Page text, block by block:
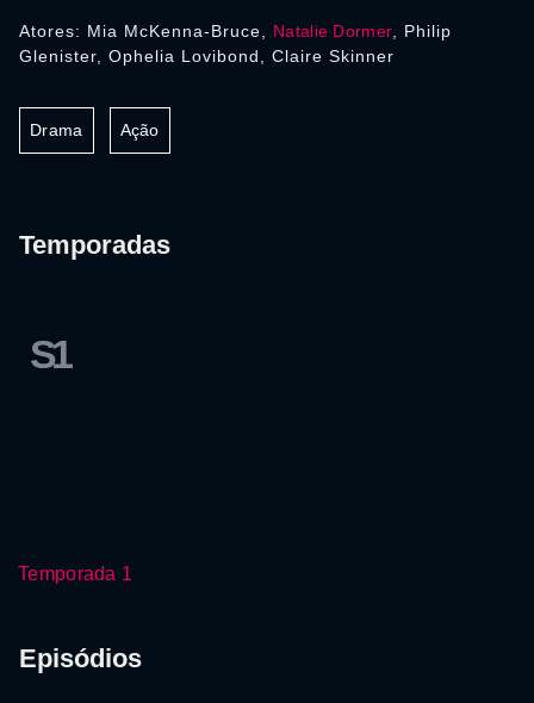
Atores: Mia McKenna-Bruce, Natalie Dormer , Philip
Glenister, Ophelia Lovibond, Claire Skinner
Drama Ação
Temporadas
S1
Temporada 1
Episódios